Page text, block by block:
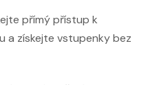
přímý přístup k
a získejte vstupenky bez